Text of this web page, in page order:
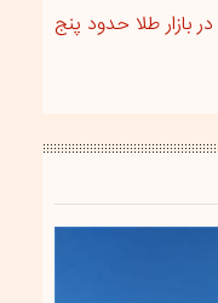
بازار طلا حدود پنج